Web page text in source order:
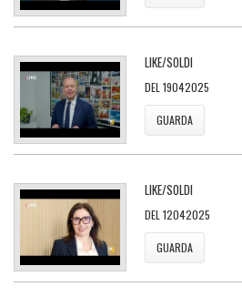
LIKE/SOLDI
DEL 19042025
GUARDA
LIKE/SOLDI
DEL 12042025
GUARDA